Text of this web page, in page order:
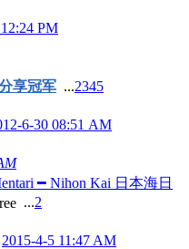
PM
享冠军 ...2345
6-30 08:51 AM
━ Nihon Kai 日本海日
...2
2015-4-5 11:47 AM